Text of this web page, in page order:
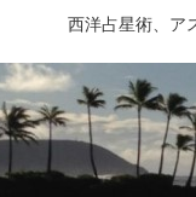
西洋占星術、ア